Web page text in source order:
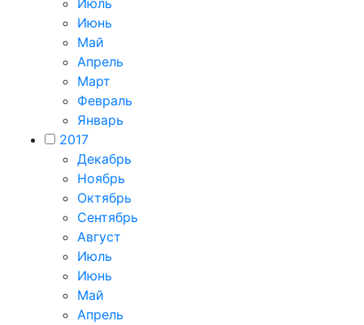
Июль
Июнь
Май
Апрель
Март
Февраль
Январь
2017
Декабрь
Ноябрь
Октябрь
Сентябрь
Август
Июль
Июнь
Май
Апрель